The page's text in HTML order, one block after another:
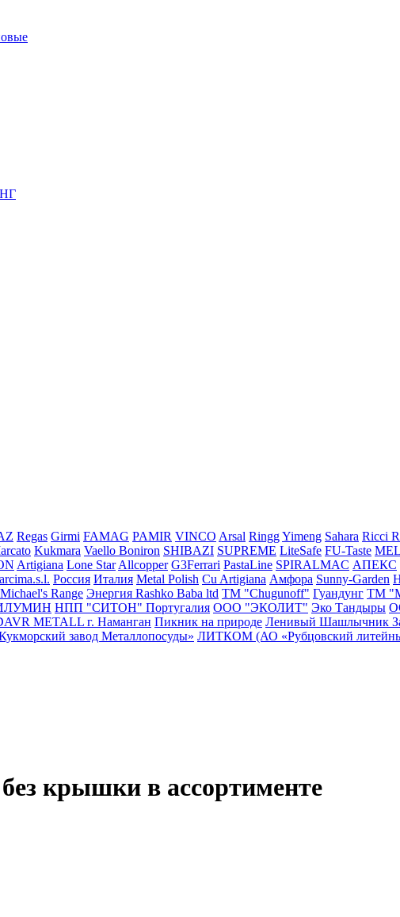
Regas Girmi FAMAG PAMIR VINCO Arsal RinggYimeng Sahara Ricci
Kukmara Vaello Boniron SHIBAZI SUPREME LiteSafe FU-Taste
Artigiana Lone Star Allcopper G3Ferrari PastaLine SPIRALMAC АПЕКС
Россия Италия Metal Polish Cu Artigiana Амфора Sunny-Garden
Michael's Range Энергия Rashko Baba ltd ТМ "Chugunoff" Гуандунг ТМ
НПП "СИТОН" Португалия ООО "ЭКОЛИТ" Эко Тандыры
METALL г. Наманган Пикник на природе Ленивый Шашлычник
завод Металлопосуды» ЛИТКОМ (АО «Рубцовский
крышки в ассортименте